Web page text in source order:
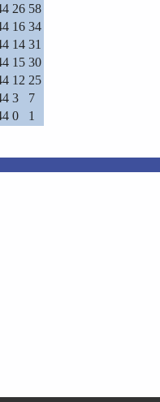
26 58
16 34
14 31
15 30
12 25
3
7
0
1